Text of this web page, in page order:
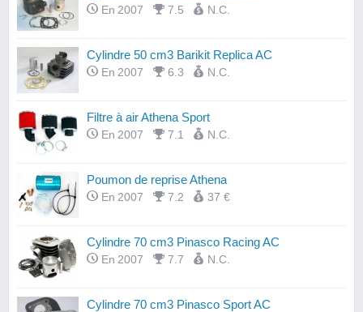
En 2007 7.5 N.C.
Cylindre 50 cm3 Barikit Replica AC
En 2007 6.3 N.C.
Filtre à air Athena Sport
En 2007 7.1 N.C.
Poumon de reprise Athena
En 2007 7.2 37 €
Cylindre 70 cm3 Pinasco Racing AC
En 2007 7.7 N.C.
Cylindre 70 cm3 Pinasco Sport AC